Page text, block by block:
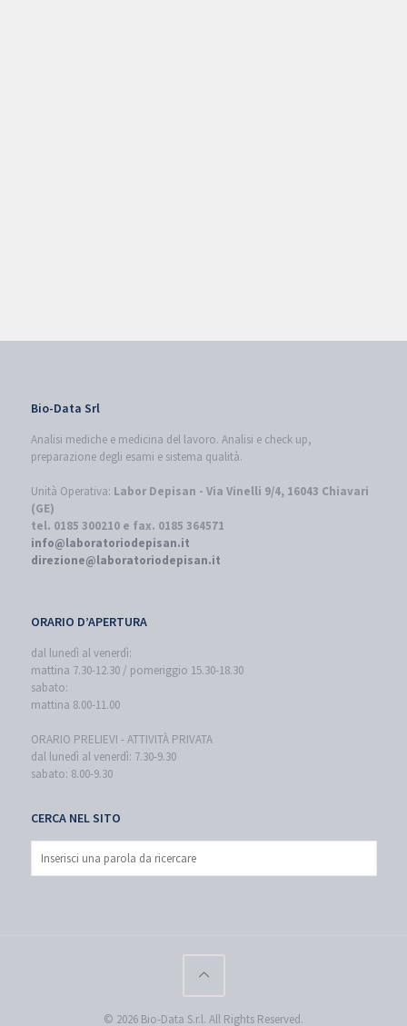
Bio-Data Srl
Analisi mediche e medicina del lavoro. Analisi e check up,
preparazione degli esami e sistema qualità.
Unità Operativa: Labor Depisan - Via Vinelli 9/4, 16043 Chiavari
(GE)
tel. 0185 300210 e fax. 0185 364571
info@laboratoriodepisan.it
direzione@laboratoriodepisan.it
ORARIO D’APERTURA
dal lunedì al venerdì:
mattina 7.30-12.30 / pomeriggio 15.30-18.30
sabato:
mattina 8.00-11.00
ORARIO PRELIEVI - ATTIVITÀ PRIVATA
dal lunedì al venerdì: 7.30-9.30
sabato: 8.00-9.30
CERCA NEL SITO
© 2026 Bio-Data S.r.l. All Rights Reserved.